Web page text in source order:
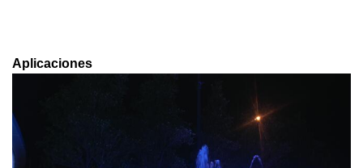
Aplicaciones